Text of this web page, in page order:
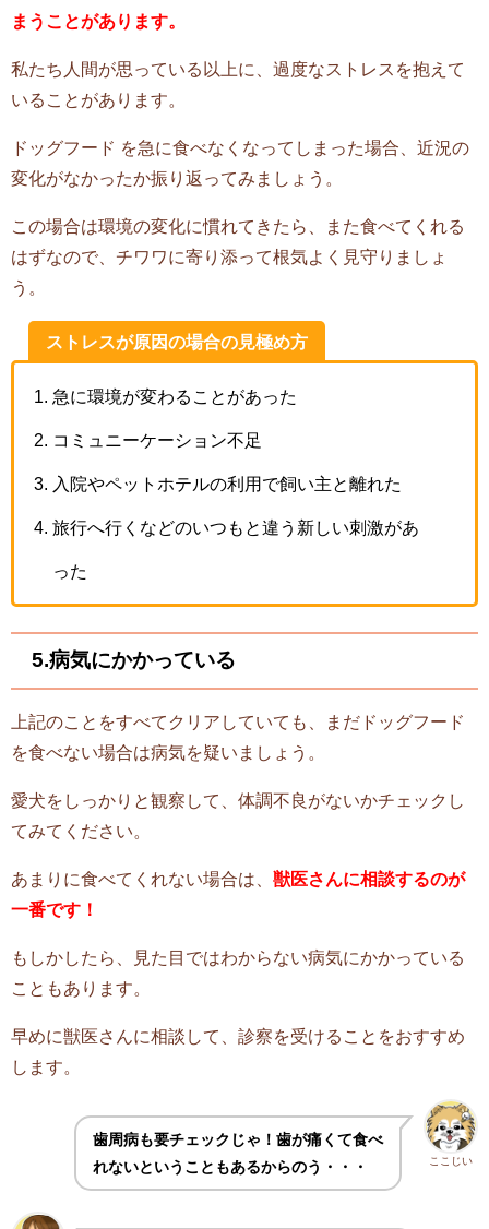
まうことがあります。
私たち人間が思っている以上に、過度なストレスを抱えて
いることがあります。
ドッグフード を急に食べなくなってしまった場合、近況の
変化がなかったか振り返ってみましょう。
この場合は環境の変化に慣れてきたら、また食べてくれる
はずなので、チワワに寄り添って根気よく見守りましょ
う。
ストレスが原因の場合の見極め方
急に環境が変わることがあった
コミュニーケーション不足
入院やペットホテルの利用で飼い主と離れた
旅行へ行くなどのいつもと違う新しい刺激があ
った
5.病気にかかっている
上記のことをすべてクリアしていても、まだドッグフード
を食べない場合は病気を疑いましょう。
愛犬をしっかりと観察して、体調不良がないかチェックし
てみてください。
あまりに食べてくれない場合は、 獣医さんに相談するのが
一番です！
もしかしたら、見た目ではわからない病気にかかっている
こともあります。
早めに獣医さんに相談して、診察を受けることをおすすめ
します。
ここじい
歯周病も要チェックじゃ！歯が痛くて食べ
れないということもあるからのう・・・